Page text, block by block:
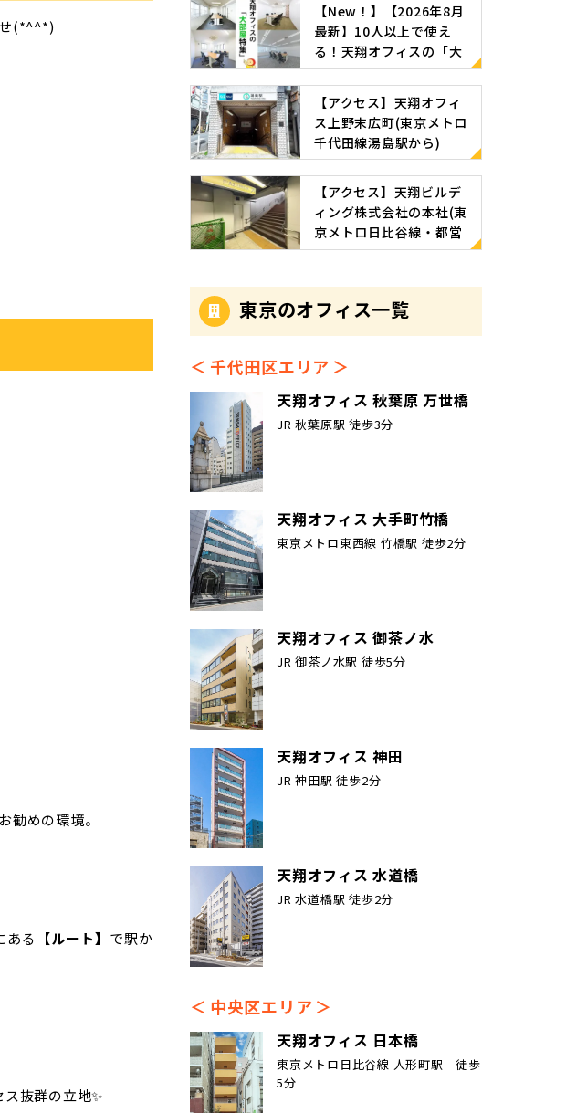
せ(*^^*)
勧めの環境。
ある
【ルート】 で駅か
抜群の立地✨
【New！】【2026年8月
最新】10人以上で使え
る！天翔オフィスの「大
部屋特集」
【アクセス】天翔オフィ
ス上野末広町(東京メトロ
千代田線湯島駅から)
【アクセス】天翔ビルデ
ィング株式会社の本社(東
京メトロ日比谷線・都営
地下鉄浅草線 東銀座駅か
東京のオフィス一覧
千代田区エリア
天翔オフィス 秋葉原 万世橋
JR 秋葉原駅 徒歩3分
天翔オフィス 大手町竹橋
東京メトロ東西線 竹橋駅 徒歩2分
天翔オフィス 御茶ノ水
JR 御茶ノ水駅 徒歩5分
天翔オフィス 神田
JR 神田駅 徒歩2分
天翔オフィス 水道橋
JR 水道橋駅 徒歩2分
中央区エリア
天翔オフィス 日本橋
東京メトロ日比谷線 人形町駅 徒歩
5分